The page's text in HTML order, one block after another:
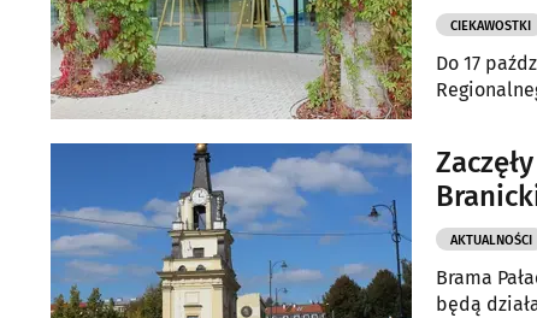
CIEKAWOSTKI
Do 17
AKTUALNOŚCI
Brama
będą